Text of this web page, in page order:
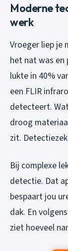
Moderne
werk
Vroeger liep je
het nat was en
lukte in 40%
een FLIR
detecteert.
droog
zit.
Bij complexe
detectie. Dat
bespaart jou
dak. En
ziet hoeveel